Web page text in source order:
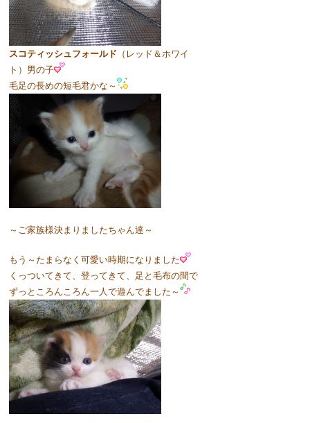
スコティッシュフォールド （レッド＆ホワイ
ト）男の子
毛足の長めの短毛君かな～
～ご家族様決まりましたちゃん達～
もう～たまらなく可愛い時期になりました
くっついてきて、登ってきて、足と毛布の間で
ずっところんころん一人で遊んでました～